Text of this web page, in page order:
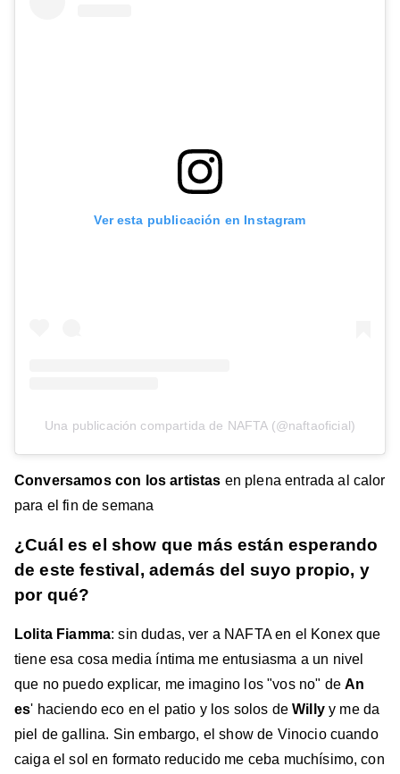
Ver esta publicación en Instagram
Una publicación compartida de NAFTA (@naftaoficial)
Conversamos con los artistas en plena entrada al calor
para el fin de semana
¿Cuál es el show que más están esperando
de este festival, además del suyo propio, y
por qué?
Lolita Fiamma: sin dudas, ver a NAFTA en el Konex que
tiene esa cosa media íntima me entusiasma a un nivel
que no puedo explicar, me imagino los "vos no" deAn
es' haciendo eco en el patio y los solos deWillyy me da
piel de gallina. Sin embargo, el show de Vinocio cuando
caiga el sol en formato reducido me ceba muchísimo, con